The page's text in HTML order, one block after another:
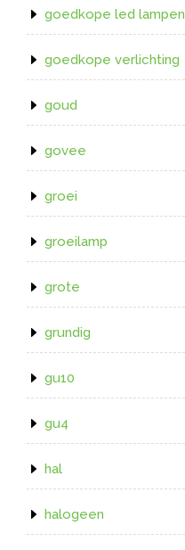
goedkope led lampen
goedkope verlichting
goud
govee
groei
groeilamp
grote
grundig
gu10
gu4
hal
halogeen